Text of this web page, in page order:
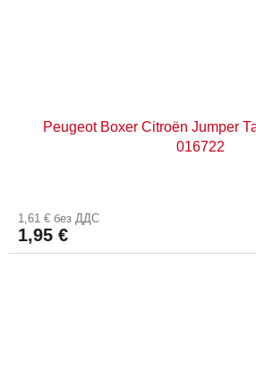
Peugeot Boxer Citroën Jumper
016722
1,61 € без ДДС
1,95 €